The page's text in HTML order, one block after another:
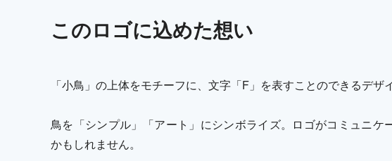
このロゴに込めた想い
「小鳥」の上体をモチーフに、文字「F」を表すことのできるデザ
鳥を「シンプル」「アート」にシンボライズ。ロゴがコミュニケ
かもしれません。